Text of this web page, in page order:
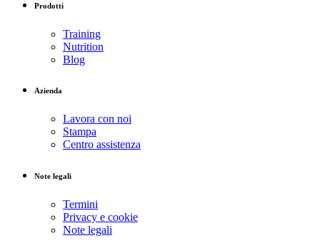
Prodotti
Training
Nutrition
Blog
Azienda
Lavora con noi
Stampa
Centro assistenza
Note legali
Termini
Privacy e cookie
Note legali